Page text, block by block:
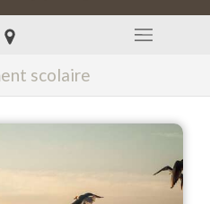
scolaire